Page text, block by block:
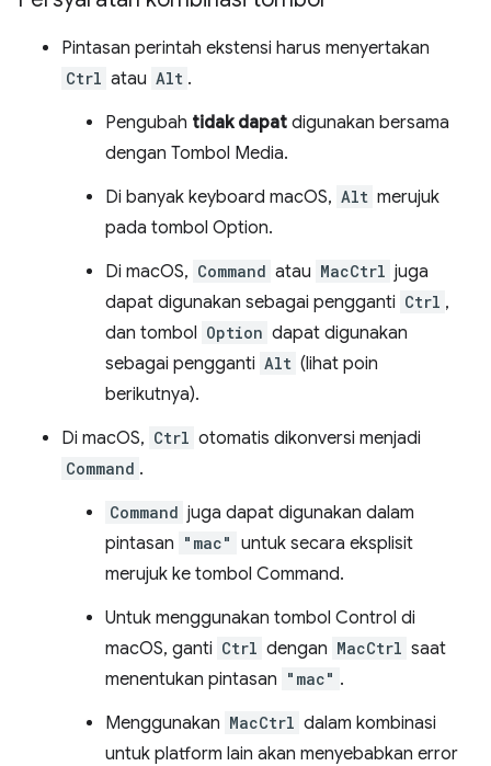
Pintasan perintah ekstensi harus menyertakan
Ctrl atau Alt .
Pengubah tidak dapat digunakan bersama
dengan Tombol Media.
Di banyak keyboard macOS, Alt merujuk
pada tombol Option.
Di macOS, Command atau MacCtrl juga
dapat digunakan sebagai pengganti Ctrl ,
dan tombol Option dapat digunakan
sebagai pengganti Alt (lihat poin
berikutnya).
Di macOS, Ctrl otomatis dikonversi menjadi
Command .
Command juga dapat digunakan dalam
pintasan "mac" untuk secara eksplisit
merujuk ke tombol Command.
Untuk menggunakan tombol Control di
macOS, ganti Ctrl dengan MacCtrl saat
menentukan pintasan "mac" .
Menggunakan MacCtrl dalam kombinasi
untuk platform lain akan menyebabkan error